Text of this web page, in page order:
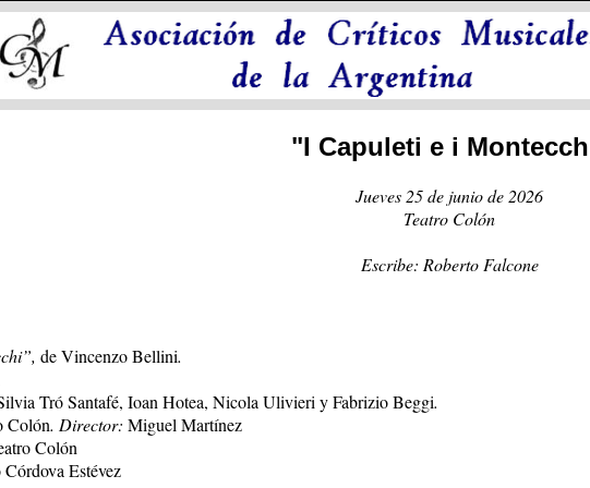
"I Capuleti e i
Jueves 25 de junio de 2026
Teatro Colón
Escribe: Roberto Falcone
de Vincenzo Bellini.
Tró Santafé, Ioan Hotea, Nicola Ulivieri y Fabrizio Beggi.
Colón. Director: Miguel Martínez
Colón
Estévez